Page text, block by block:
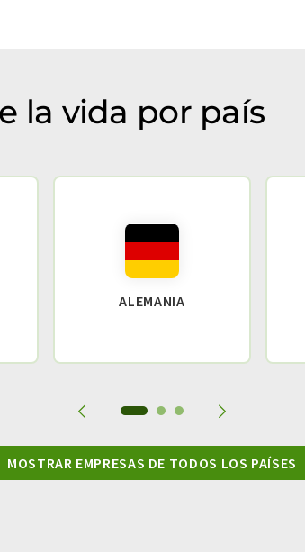
la vida por país
ALEMANIA
MOSTRAR EMPRESAS DE TODOS LOS PAÍSES